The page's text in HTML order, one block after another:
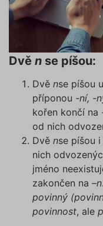
Dvě n se píšou:
Dvě nse píšou
příponou -ní, -
kořen končí na
od nich
Dvě nse píšou
nich
jméno
zakončen na –n
povinný
povinnost, ale